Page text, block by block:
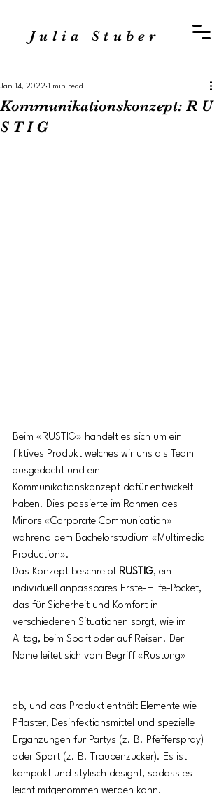
Julia Stuber
Kommunikationskonzept: R U
S T I G
Jan 14, 2022 1 min read
Beim «RUSTIG» handelt es sich um ein
fiktives Produkt welches wir uns als Team
ausgedacht und ein
Kommunikationskonzept dafür entwickelt
haben. Dies passierte im Rahmen des
Minors «Corporate Communication»
während dem Bachelorstudium «Multimedia
Production».
Das Konzept beschreibt RUSTIG, ein
individuell anpassbares Erste-Hilfe-Pocket,
das für Sicherheit und Komfort in
verschiedenen Situationen sorgt, wie im
Alltag, beim Sport oder auf Reisen. Der
Name leitet sich vom Begriff «Rüstung»
ab, und das Produkt enthält Elemente wie
Pflaster, Desinfektionsmittel und spezielle
Ergänzungen für Partys (z. B. Pfefferspray)
oder Sport (z. B. Traubenzucker). Es ist
kompakt und stylisch designt, sodass es
leicht mitgenommen werden kann.